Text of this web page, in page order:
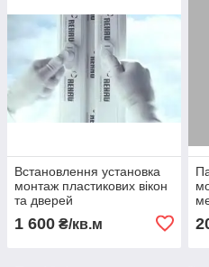
Встановлення установка
монтаж пластикових вікон
та дверей
1 600 ₴/кв.м